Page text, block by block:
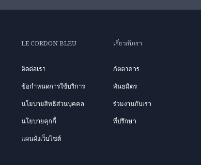
LE CORDON BLEU
ติดต่อเรา
ข้อกำหนดการใช้บริการ
นโยบายสิทธิส่วนบุคคล
นโยบายคุกกี้
แผนผังเว็บไซต์
เกี่ยวกับเรา
ภัตตาคาร
พันธมิตร
ร่วมงานกับเรา
ที่ปรึกษา